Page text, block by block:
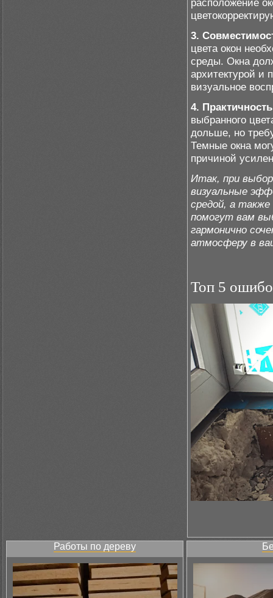
расположение
3.
цвета окон
среды. Окна
архитектурой и
визуальное
4.
выбранного
дольше, но
Темные окна
причиной
Итак, при
визуальные
средой, а
помогут вам
гармонично
атмосферу в
Топ 5
Работы по дереву